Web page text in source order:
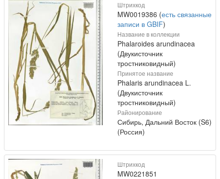
Штрихкод
MW0019386 (есть связанные
записи в GBIF)
Название в коллекции
Phalaroides arundinacea
(Двукисточник
тростниковидный)
Принятое название
Phalaris arundinacea L.
(Двукисточник
тростниковидный)
Районирование
Сибирь, Дальний Восток (S6)
(Россия)
Штрихкод
MW0221851